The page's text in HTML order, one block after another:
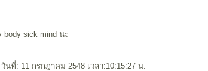
body sick mind นะ
ที่: 11 กรกฎาคม 2548 เวลา:10:15:27 น.